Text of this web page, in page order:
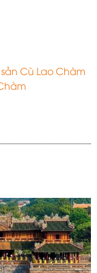
Cù Lao Chàm